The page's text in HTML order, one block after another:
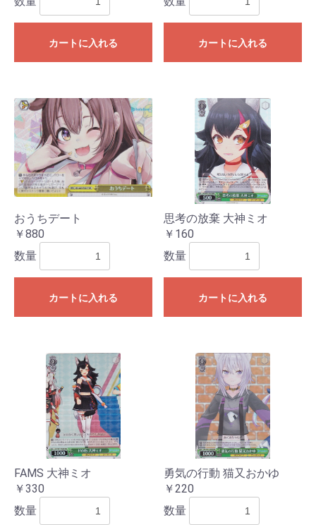
カートに入れる カートに入れる
おうちデート
￥880
数量
カートに入れる
思考の放棄 大神ミオ
￥160
数量
カートに入れる
FAMS 大神ミオ
￥330
数量
勇気の行動 猫又おかゆ
￥220
数量
お買い物を続ける カートへ進む